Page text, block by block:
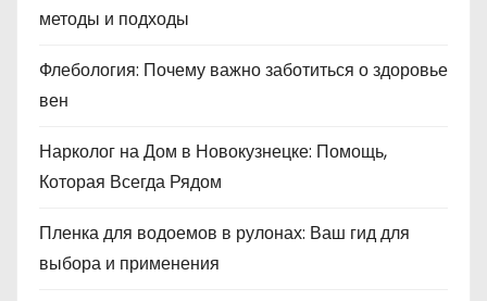
методы и подходы
Флебология: Почему важно заботиться о здоровье
вен
Нарколог на Дом в Новокузнецке: Помощь,
Которая Всегда Рядом
Пленка для водоемов в рулонах: Ваш гид для
выбора и применения